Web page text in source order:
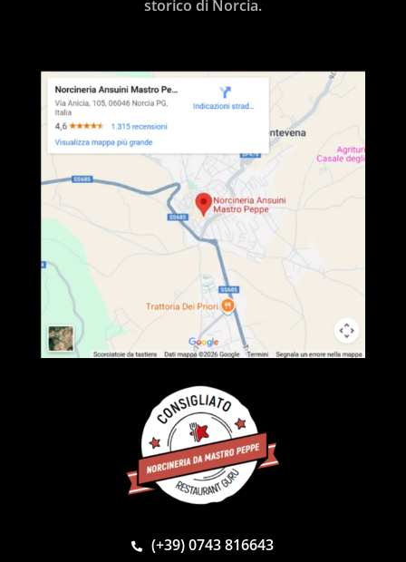
storico di Norcia.
(+39) 0743 816643